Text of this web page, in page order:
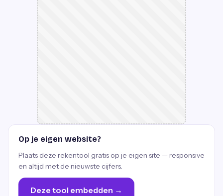
Op je eigen website?
Plaats deze rekentool gratis op je eigen site — responsive
en altijd met de nieuwste cijfers.
Deze tool embedden →